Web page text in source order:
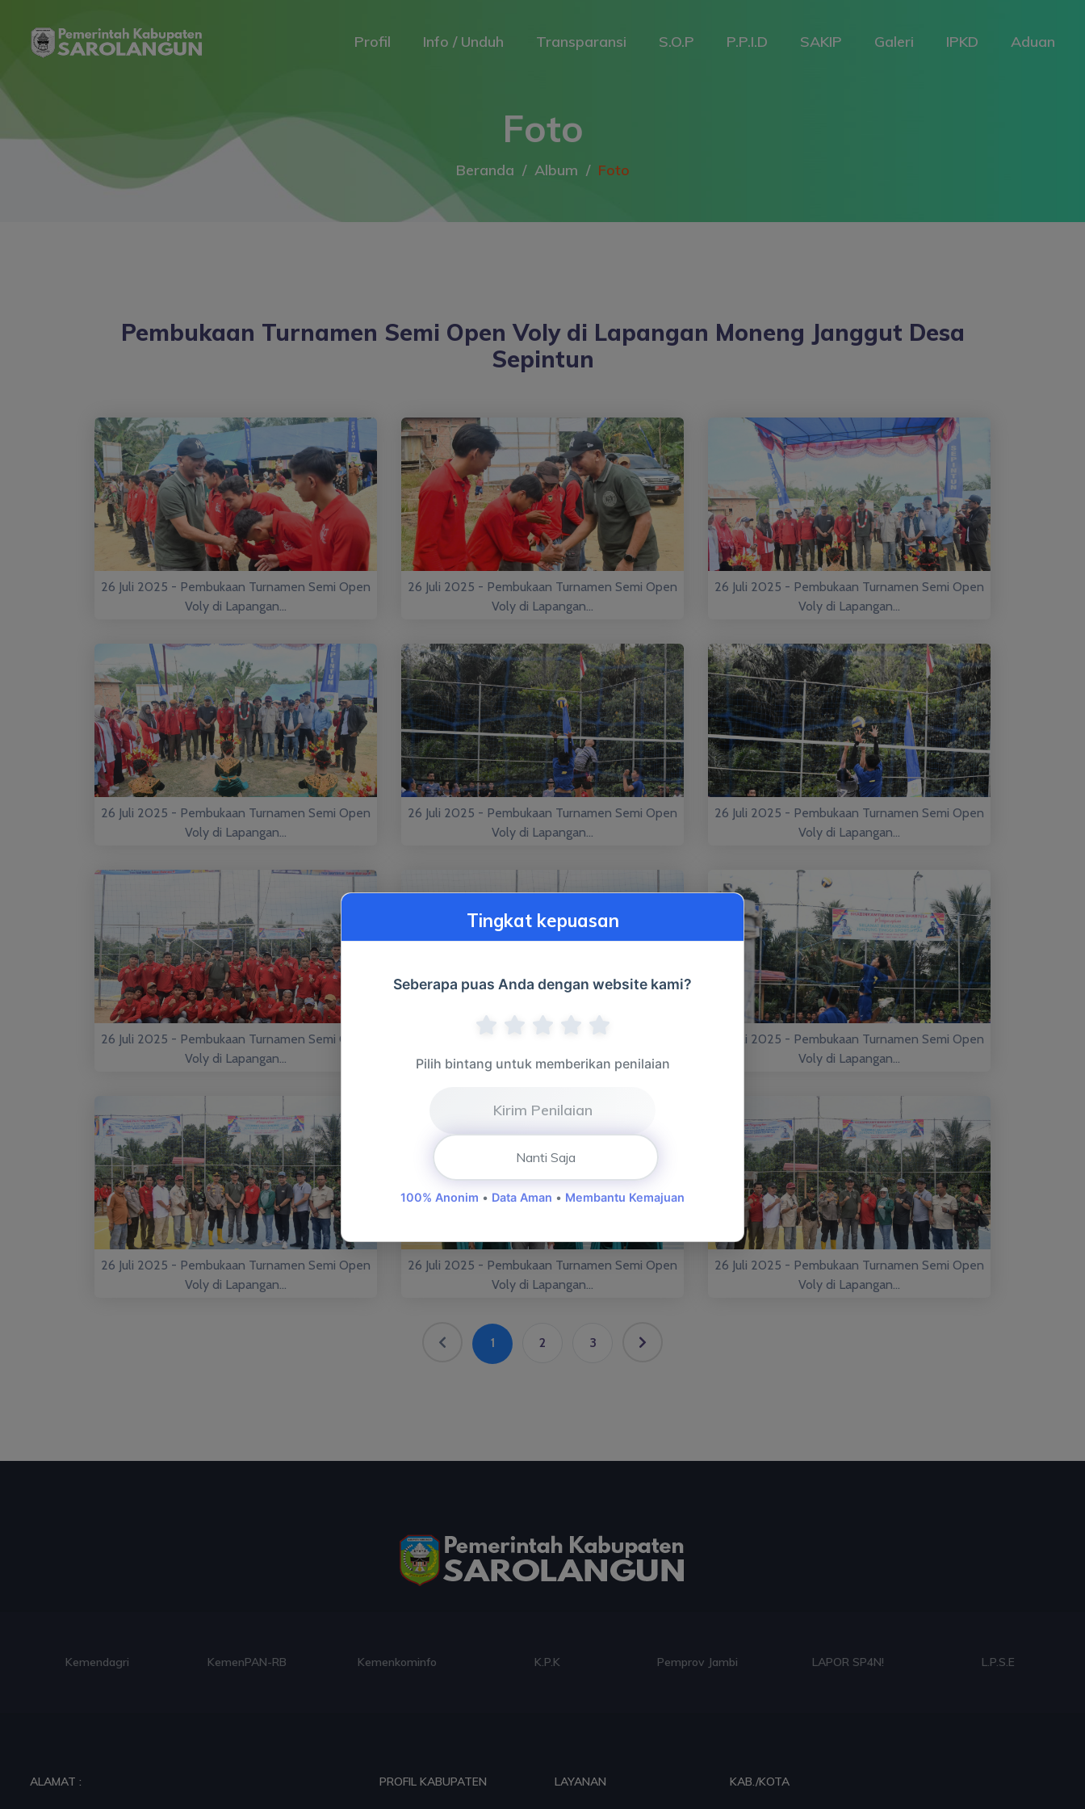
Profil Info / Unduh Transparansi S.O.P P.P.I.D SAKIP Galeri IPKD Aduan
Foto
Beranda Album Foto
Pembukaan Turnamen Semi Open Voly di Lapangan Moneng Janggut Desa
Sepintun
26 Juli 2025 - Pembukaan Turnamen Semi Open
Voly di Lapangan...
26 Juli 2025 - Pembukaan Turnamen Semi Open
Voly di Lapangan...
26 Juli 2025 - Pembukaan Turnamen Semi Open
Voly di Lapangan...
26 Juli 2025 - Pembukaan Turnamen Semi Open
Voly di Lapangan...
26 Juli 2025 - Pembukaan Turnamen Semi Open
Voly di Lapangan...
26 Juli 2025 - Pembukaan Turnamen Semi Open
Voly di Lapangan...
26 Juli 2025 - Pembukaan Turnamen Semi Open
Voly di Lapangan...
26 Juli 2025 - Pembukaan Turnamen Semi Open
Voly di Lapangan...
26 Juli 2025 - Pembukaan Turnamen Semi Open
Voly di Lapangan...
26 Juli 2025 - Pembukaan Turnamen Semi Open
Voly di Lapangan...
26 Juli 2025 - Pembukaan Turnamen Semi Open
Voly di Lapangan...
26 Juli 2025 - Pembukaan Turnamen Semi Open
Voly di Lapangan...
1 2 3
Kemendagri KemenPAN-RB Kemenkominfo K.P.K Pemprov Jambi LAPOR SP4N! L.P.S.E
ALAMAT : PROFIL KABUPATEN LAYANAN KAB./KOTA
Tingkat kepuasan
Seberapa puas Anda dengan website kami?
Pilih bintang untuk memberikan penilaian
Kirim Penilaian
Nanti Saja
100% Anonim • Data Aman • Membantu Kemajuan